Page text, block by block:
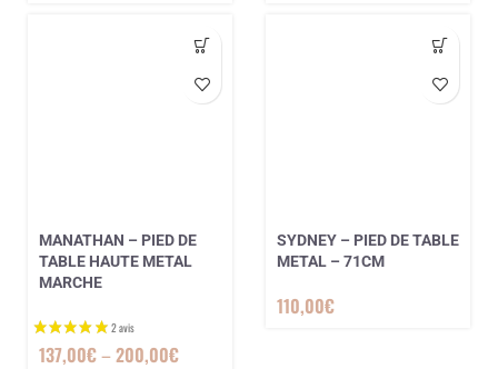
MANATHAN – PIED DE
TABLE HAUTE METAL
MARCHE
137,00€–200,00€
SYDNEY – PIED DE TABLE
METAL – 71CM
110,00€